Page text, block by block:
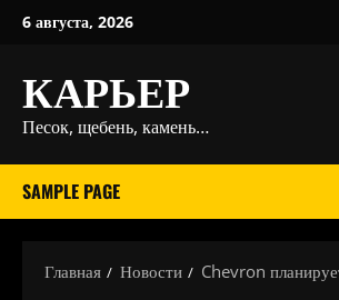
Перейти
6 августа, 2026
КАРЬЕР
Песок, щебень, камень…
SAMPLE PAGE
Главная Новости Chevron